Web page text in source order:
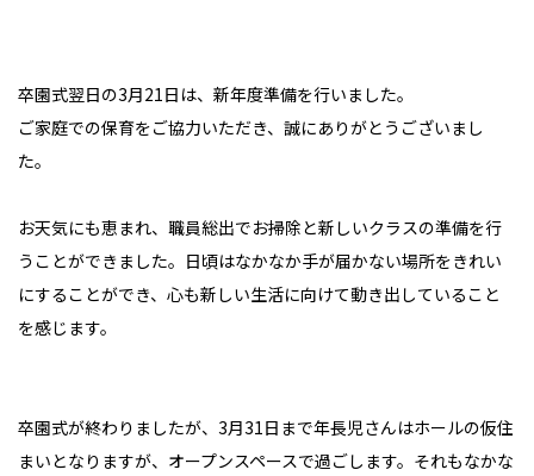
卒園式翌日の3月21日は、新年度準備を行いました。
ご家庭での保育をご協力いただき、誠にありがとうございまし
た。
お天気にも恵まれ、職員総出でお掃除と新しいクラスの準備を行
うことができました。日頃はなかなか手が届かない場所をきれい
にすることができ、心も新しい生活に向けて動き出していること
を感じます。
卒園式が終わりましたが、3月31日まで年長児さんはホールの仮住
まいとなりますが、オープンスペースで過ごします。それもなかな